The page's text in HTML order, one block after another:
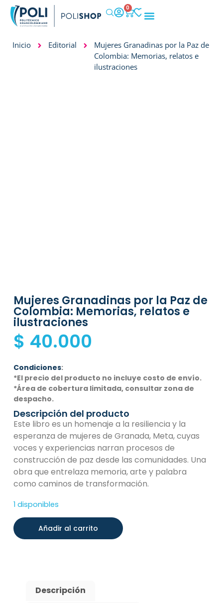
0
Inicio Editorial
Mujeres Granadinas por la Paz de
Colombia: Memorias, relatos e
ilustraciones
Mujeres Granadinas por la Paz de
Colombia: Memorias, relatos e
ilustraciones
$ 40.000
Condiciones:
*El precio del producto no incluye costo de envío.
*Área de cobertura limitada, consultar zona de
despacho.
Descripción del producto
Este libro es un homenaje a la resiliencia y la
esperanza de mujeres de Granada, Meta, cuyas
voces y experiencias narran procesos de
construcción de paz desde las comunidades. Una
obra que entrelaza memoria, arte y palabra
como caminos de transformación.
1 disponibles
Añadir al carrito
Descripción